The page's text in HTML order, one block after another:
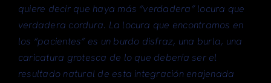
quiere decir que haya más “verdadera” locura que
verdadera cordura. La locura que encontramos en
los “pacientes” es un burdo disfraz, una burla, una
caricatura grotesca de lo que debería ser el
resultado natural de esta integración enajenada